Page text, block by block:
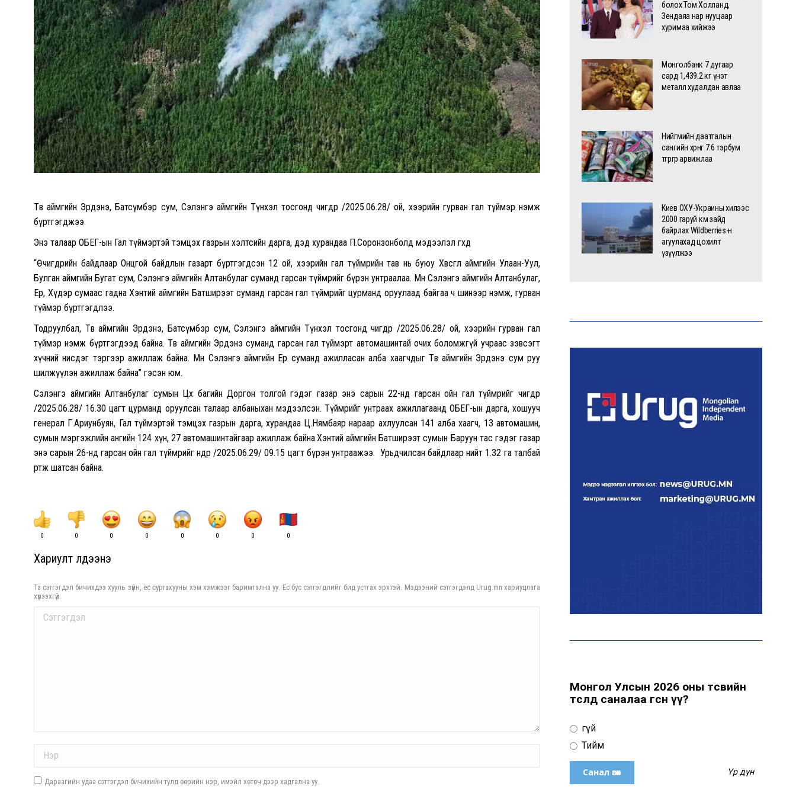
Төв аймгийн Эрдэнэ, Батсүмбэр сум, Сэлэнгэ аймгийн Түнхэл тосгонд өчигдөр /2025.06.28/ ой, хээрийн гурван гал түймэр нэмж
бүртгэгджээ.
Энэ талаар ОБЕГ-ын Гал түймэртэй тэмцэх газрын хэлтсийн дарга, дэд хурандаа П.Соронзонболд мэдээлэл өгөхдөө
“Өчигдрийн байдлаар Онцгой байдлын газарт бүртгэгдсэн 12 ой, хээрийн гал түймрийн тав нь буюу Хөвсгөл аймгийн Улаан-Уул,
Булган аймгийн Бугат сум, Сэлэнгэ аймгийн Алтанбулаг суманд гарсан түймрийг бүрэн унтраалаа. Мөн Сэлэнгэ аймгийн Алтанбулаг,
Ерөө, Хүдэр сумаас гадна Хэнтий аймгийн Батширээт суманд гарсан гал түймрийг цурманд оруулаад байгаа ч шинээр нэмж, гурван
түймэр бүртгэгдлээ.
Тодруулбал, Төв аймгийн Эрдэнэ, Батсүмбэр сум, Сэлэнгэ аймгийн Түнхэл тосгонд өчигдөр /2025.06.28/ ой, хээрийн гурван гал
түймэр нэмж бүртгэгдээд байна. Төв аймгийн Эрдэнэ суманд гарсан гал түймэрт автомашинтай очих боломжгүй учраас зэвсэгт
хүчний нисдэг тэргээр ажиллаж байна. Мөн Сэлэнгэ аймгийн Ерөө суманд ажилласан алба хаагчдыг Төв аймгийн Эрдэнэ сум руу
шилжүүлэн ажиллаж байна” гэсэн юм.
Сэлэнгэ аймгийн Алтанбулаг сумын Цөх багийн Доргон толгой гэдэг газар энэ сарын 22-нд гарсан ойн гал түймрийг өчигдөр
/2025.06.28/ 16.30 цагт цурманд оруулсан талаар албаныхан мэдээлсэн. Түймрийг унтраах ажиллагаанд ОБЕГ-ын дарга, хошууч
генерал Г.Ариунбуян, Гал түймэртэй тэмцэх газрын дарга, хурандаа Ц.Нямбаяр нараар ахлуулсан 141 алба хаагч, 13 автомашин,
сумын мэргэжлийн ангийн 124 хүн, 27 автомашинтайгаар ажиллаж байна.Хэнтий аймгийн Батширээт сумын Баруун тас гэдэг газар
энэ сарын 26-нд гарсан ойн гал түймрийг өнөөдөр /2025.06.29/ 09.15 цагт бүрэн унтраажээ. Урьдчилсан байдлаар нийт 1.32 га талбай
өртөж шатсан байна.
0 0 0 0 0 0 0 0
Хариулт үлдээнэ үү
Та сэтгэгдэл бичихдээ хууль зүйн, ёс суртахууны хэм хэмжээг баримтална уу. Ёс бус сэтгэгдлийг бид устгах эрхтэй. Мэдээний сэтгэгдэлд Urug.mn хариуцлага
хүлээхгүй.
Comment
Дараагийн удаа сэтгэгдэл бичихийн тулд өөрийн нэр, имэйл хөтөч дээр хадгална уу.
болох Том Холланд,
Зендаяа нар нууцаар
хуримаа хийжээ
Монголбанк 7 дугаар
сард 1,439.2 кг үнэт
металл худалдан авлаа
Нийгмийн даатгалын
сангийн хөрөнгө 7.6 тэрбум
төгрөгөөр арвижлаа
Киев ОХУ-Украины хилээс
2000 гаруй км зайд
байрлах Wildberries-н
агуулахад цохилт
үзүүлжээ
шүүхэд шилжүүлжээ
Шатахууны нийлүүлэлт
Монгол Улсын 2026 оны төсвийн
төсөлд саналаа өгсөн үү?
Үгүй
Тийм
Үр дүн